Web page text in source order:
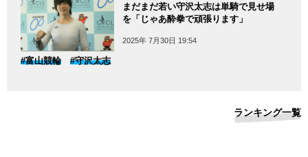
まだまだ若い守沢太志は単騎で見せ場
を「じゃあ酔拳で頑張ります」
2025年 7月30日 19:54
#富山競輪 #守沢太志
ランキング一覧